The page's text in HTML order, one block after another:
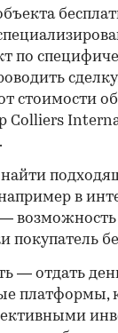
по
стоимости
Colliers
в
покупатель
— отдать
платформы,